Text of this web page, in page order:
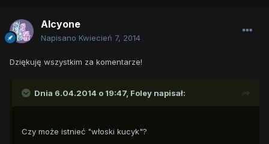
Alcyone
Napisano Kwiecień 7, 2014
Dziękuję wszystkim za komentarze!
Dnia 6.04.2014 o 19:47, Foley napisał:
Czy może istnieć "włoski kucyk"?